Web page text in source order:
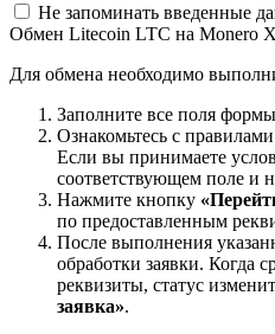
Не запоминать введенные
Обмен Litecoin LTC на Monero
Для обмена необходимо
Заполните все поля
Ознакомьтесь с
Если вы принимаете
соответствующем поле и
Нажмите кнопку
по предоставленным
После выполнения
обработки заявки. Когда
реквизиты, статус
заявка».